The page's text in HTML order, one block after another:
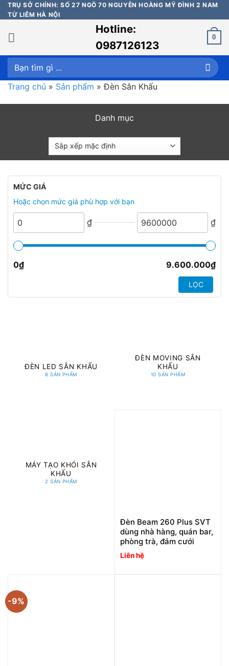
Bỏ
qua
nội
dung
TRỤ SỞ CHÍNH: SỐ 27 NGÕ 70 NGUYỄN HOÀNG MỸ ĐÌNH 2 NAM
TỪ LIÊM HÀ NỘI
Hotline:
0987126123
0
Tìm
kiếm:
Trang chủ » Sản phẩm »Đèn Sân Khấu
Danh mục
MỨC GIÁ
Hoặc chọn mức giá phù hợp với bạn
₫ ₫
0₫ 9.600.000₫
LỌC
ĐÈN LED SÂN KHẤU
8 SẢN PHẨM
ĐÈN MOVING SÂN
KHẤU
10 SẢN PHẨM
MÁY TẠO KHÓI SÂN
KHẤU
2 SẢN PHẨM
Đèn Beam 260 Plus SVT
dùng nhà hàng, quán bar,
phòng trà, đám cưới
Liên hệ
-9%